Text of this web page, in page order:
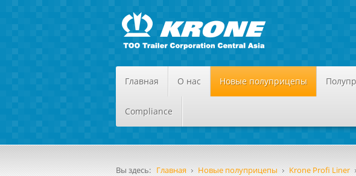
Главная О нас Новые полуприцепы
Compliance
Вы здесь: Главная Новые полуприцепы Krone Profi Liner